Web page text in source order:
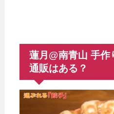
蓮月@南青山 手作
通販はある？